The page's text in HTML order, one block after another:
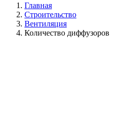
Главная
Строительство
Вентиляция
Количество диффузоров